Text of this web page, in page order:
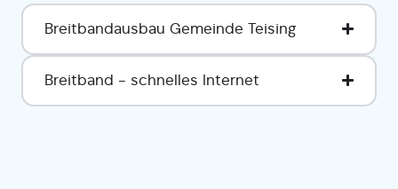
Breitbandausbau Gemeinde Teising
Breitband - schnelles Internet